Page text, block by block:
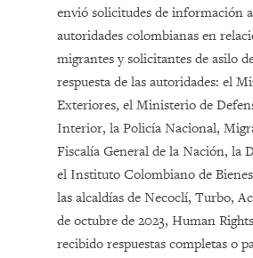
envió solicitudes de información
autoridades colombianas en
migrantes y solicitantes de asilo
respuesta de las autoridades: el
Exteriores, el Ministerio de
Interior, la Policía Nacional,
Fiscalía General de la Nación, la
el Instituto Colombiano de
las alcaldías de Necoclí, Turbo,
de octubre de 2023, Human
recibido respuestas completas o